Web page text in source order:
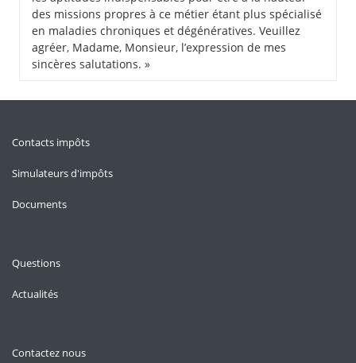
des missions propres à ce métier étant plus spécialisé
en maladies chroniques et dégénératives. Veuillez
agréer, Madame, Monsieur, l’expression de mes
sincères salutations. »
Contacts impôts
Simulateurs d'impôts
Documents
Questions
Actualités
Contactez nous